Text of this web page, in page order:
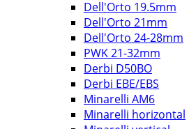
Dell'Orto 19.5mm
Dell'Orto 21mm
Dell'Orto 24-28mm
PWK 21-32mm
Derbi D50BO
Derbi EBE/EBS
Minarelli AM6
Minarelli horizontal